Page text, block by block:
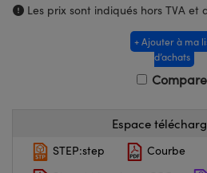
Les prix sont indiqués hors TVA et
+ Ajouter à ma
d’achats
Espace
STEP:step
Courbe